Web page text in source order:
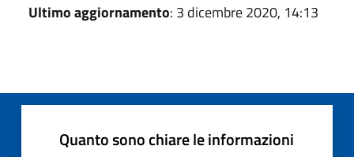
Ultimo aggiornamento: 3 dicembre 2020, 14:13
Quanto sono chiare le informazioni